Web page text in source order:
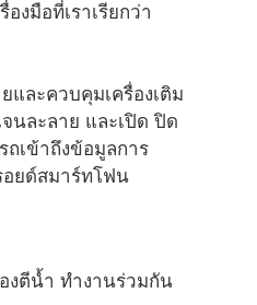
งมือที่เราเรียกว่า
และควบคุมเครื่องเติม
นละลาย และเปิด ปิด
ถเข้าถึงข้อมูลการ
อยด์สมาร์ทโฟน
งตีน้ำ ทำงานร่วมกัน